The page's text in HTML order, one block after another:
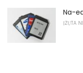
Na-
ỊZỤTA